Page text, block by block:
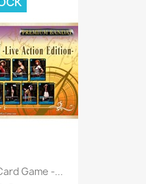
Game -...